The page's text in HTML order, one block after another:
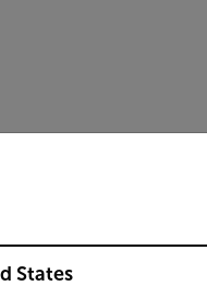
country and
States